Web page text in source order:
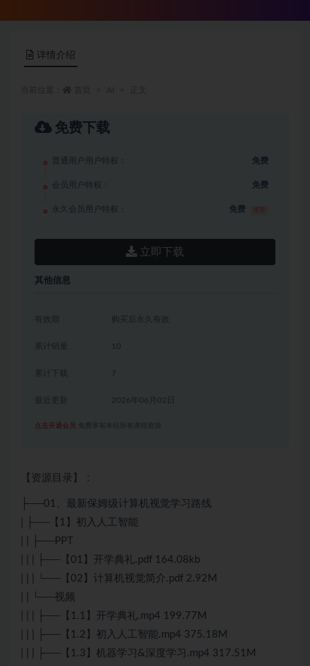
详情介绍
免费下载
普通用户用户特权： 免费
会员用户特权： 免费
永久会员用户特权： 免费
立即下载
其他信息
有效期 购买后永久有效
累计销量 10
累计下载 7
2026年06月02日
点击开通会员 免费享有本站所有课程资源
【资源目录】：
├──01、最新保姆级计算机视觉学习路线
| ├──【1】初入人工智能
| | ├──PPT
| | | ├──【01】开学典礼.pdf 164.08kb
| | | └──【02】计算机视觉简介.pdf 2.92M
| | └──视频
| | | ├──【1.1】开学典礼.mp4 199.77M
| | | ├──【1.2】初入人工智能.mp4 375.18M
| | | ├──【1.3】机器学习&深度学习.mp4 317.51M